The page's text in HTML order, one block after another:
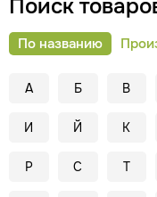
Поиск
По названию
А Б В
И Й К
Р С Т